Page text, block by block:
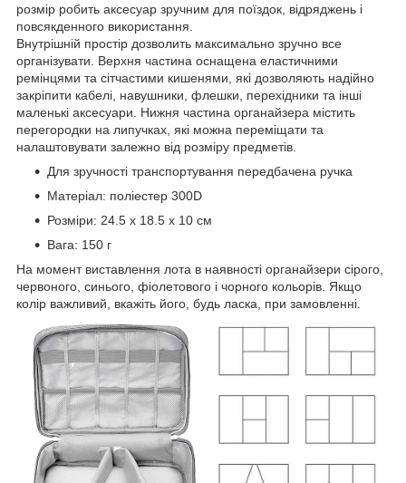
розмір робить аксесуар зручним для поїздок, відряджень і
повсякденного використання.
Внутрішній простір дозволить максимально зручно все
організувати. Верхня частина оснащена еластичними
ремінцями та сітчастими кишенями, які дозволяють надійно
закріпити кабелі, навушники, флешки, перехідники та інші
маленькі аксесуари. Нижня частина органайзера містить
перегородки на липучках, які можна переміщати та
налаштовувати залежно від розміру предметів.
Для зручності транспортування передбачена ручка
Матеріал: поліестер 300D
Розміри: 24.5 х 18.5 х 10 см
Вага: 150 г
На момент виставлення лота в наявності органайзери сірого,
червоного, синього, фіолетового і чорного кольорів. Якщо
колір важливий, вкажіть його, будь ласка, при замовленні.